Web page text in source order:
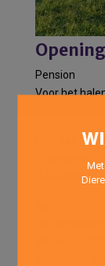
Pension
Voor het
Elke dag van
’s Avonds :
Op
Vrijdags: